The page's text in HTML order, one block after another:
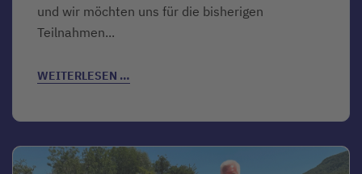
und wir möchten uns für die bisherigen
Teilnahmen...
WEITERLESEN …